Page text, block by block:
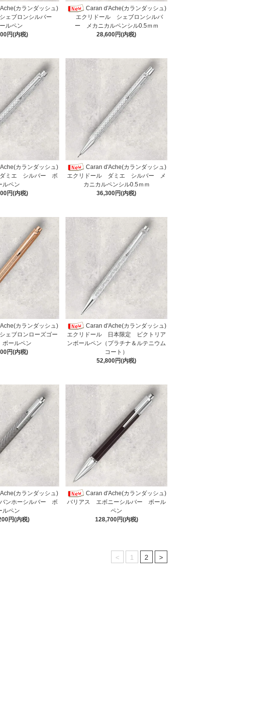
カランダッシュ)
ェブロンシルバー
ルペン
円(内税)
Caran d'Ache(カランダッシュ)
エクリドール シェブロンシルバ
ー メカニカルペンシル0.5ｍｍ
28,600円(内税)
カランダッシュ)
ミエ シルバー ボ
ルペン
円(内税)
Caran d'Ache(カランダッシュ)
エクリドール ダミエ シルバー メ
カニカルペンシル0.5ｍｍ
36,300円(内税)
カランダッシュ)
ェブロンローズゴー
ールペン
円(内税)
Caran d'Ache(カランダッシュ)
エクリドール 日本限定 ビクトリア
ンボールペン（プラチナ＆ルテニウム
コート）
52,800円(内税)
カランダッシュ)
ンホーシルバー ボ
ルペン
円(内税)
Caran d'Ache(カランダッシュ)
バリアス エボニーシルバー ボール
ペン
128,700円(内税)
< 1 2 >